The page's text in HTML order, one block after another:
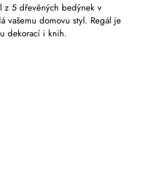
z 5 dřevěných bedýnek v
vašemu domovu styl. Regál je
dekorací i knih.